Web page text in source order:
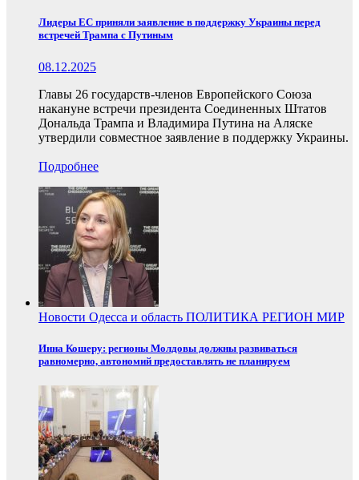
Лидеры ЕС приняли заявление в поддержку Украины перед
встречей Трампа с Путиным
08.12.2025
Главы 26 государств-членов Европейского Союза
накануне встречи президента Соединенных Штатов
Дональда Трампа и Владимира Путина на Аляске
утвердили совместное заявление в поддержку Украины.
Подробнее
Новости Одесса и область ПОЛИТИКА РЕГИОН МИР
Инна Кошеру: регионы Молдовы должны развиваться
равномерно, автономий предоставлять не планируем